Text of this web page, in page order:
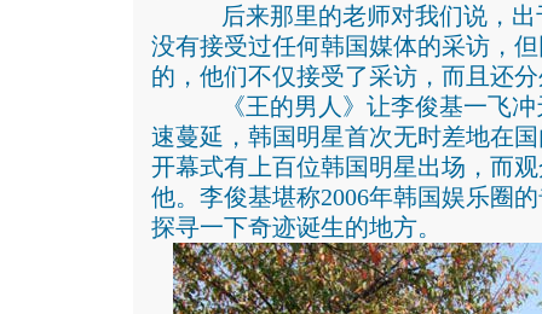
后来那里的老师对我们说，出
没有接受过任何韩国媒体的采访，
的，他们不仅接受了采访，而且还
《王的男人》让李俊基一飞冲
速蔓延，韩国明星首次无时差地在
开幕式有上百位韩国明星出场，而
他。李俊基堪称2006年韩国娱乐圈
探寻一下奇迹诞生的地方。